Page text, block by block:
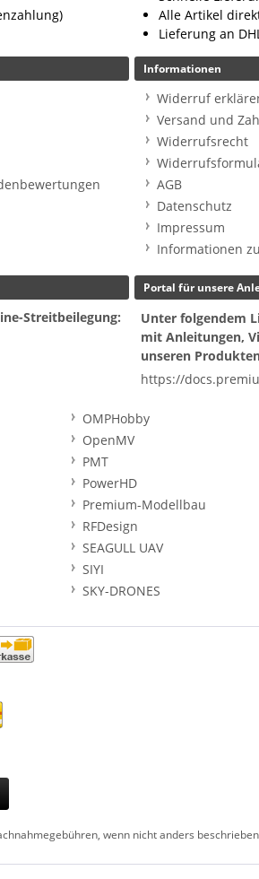
Alle Artikel
Lieferung an
Informationen
Widerruf
Versand und
Widerrufsrecht
AGB
Datenschutz
Impressum
Informationen
Streitbeilegung:
Portal für unsere
Unter folgendem
mit Anleitungen,
unseren
https://
OMPHobby
OpenMV
PMT
PowerHD
Premium-Modellbau
RFDesign
SEAGULL UAV
SIYI
SKY-DRONES
wenn nicht anders beschrieben